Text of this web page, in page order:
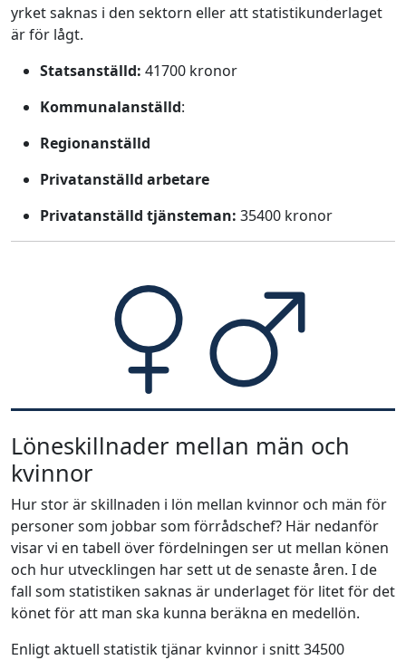
yrket saknas i den sektorn eller att statistikunderlaget
är för lågt.
Statsanställd: 41700 kronor
Kommunalanställd:
Regionanställd
Privatanställd arbetare
Privatanställd tjänsteman: 35400 kronor
Löneskillnader mellan män och
kvinnor
Hur stor är skillnaden i lön mellan kvinnor och män för
personer som jobbar som förrådschef? Här nedanför
visar vi en tabell över fördelningen ser ut mellan könen
och hur utvecklingen har sett ut de senaste åren. I de
fall som statistiken saknas är underlaget för litet för det
könet för att man ska kunna beräkna en medellön.
Enligt aktuell statistik tjänar kvinnor i snitt 34500